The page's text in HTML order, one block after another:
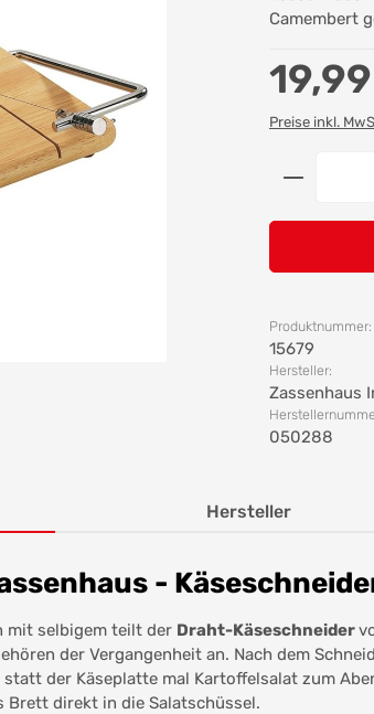
Camembert
Regulärer
Preise inkl.
Produktnummer:
15679
Hersteller:
Zassenhaus
050288
Hersteller
-
mit selbigem teilt der Draht-Käseschneider
der Vergangenheit an. Nach dem
der Käseplatte mal Kartoffelsalat zum
Brett direkt in die Salatschüssel.